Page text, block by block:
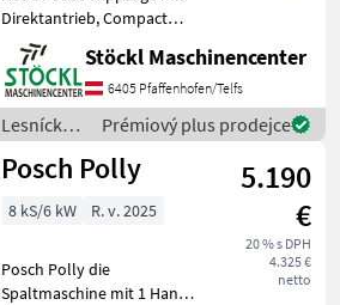
Direktantrieb, Compact
Plus. 5.5 Kw Motor, 400 v,
700 cm Blatt. Neu
Lagergerät , :, Lesnícke a
drevárske stroje Kotúčová
píla
Stöckl Maschinencenter
6405 Pfaffenhofen/Telfs
Lesnícke a
drevárske
stroje /
Prémiový plus prodejce
Posch Polly
5.190
€
20 % s DPH
4.325 €
netto
8 kS/6 kW R. v. 2025
Posch Polly die
Spaltmaschine mit 1 Hand